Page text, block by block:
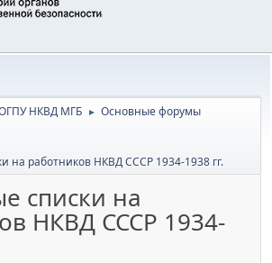
НКВД МГБ ► Основные форумы
на работников НКВД СССР 1934-1938 гг.
списки на
НКВД СССР 1934-